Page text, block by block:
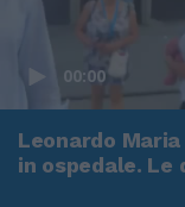
00:00
Leonardo
in ospedale.